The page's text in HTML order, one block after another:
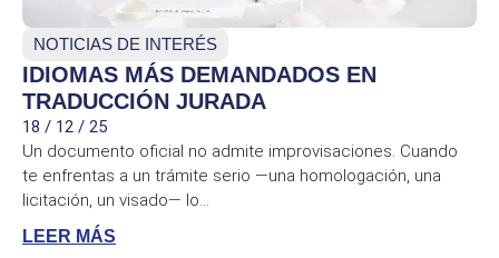
NOTICIAS DE INTERÉS
IDIOMAS MÁS DEMANDADOS EN
TRADUCCIÓN JURADA
18 / 12 / 25
Un documento oficial no admite improvisaciones. Cuando
te enfrentas a un trámite serio —una homologación, una
licitación, un visado— lo...
LEER MÁS